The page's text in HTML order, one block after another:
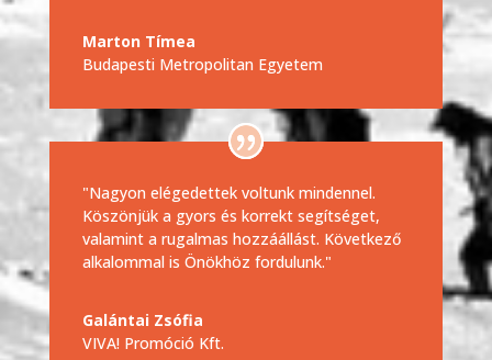
Marton Tímea
Budapesti Metropolitan Egyetem
"Nagyon elégedettek voltunk mindennel.
Köszönjük a gyors és korrekt segítséget,
valamint a rugalmas hozzáállást. Következő
alkalommal is Önökhöz fordulunk."
Galántai Zsófia
VIVA! Promóció Kft.